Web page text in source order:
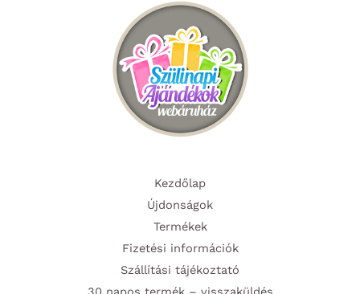
Kezdőlap
Újdonságok
Termékek
Fizetési információk
Szállítási tájékoztató